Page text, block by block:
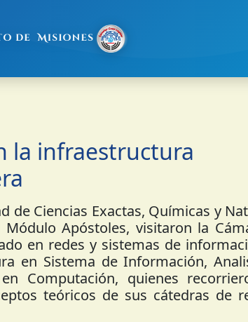
la infraestructura
de Ciencias Exactas, Químicas y
Apóstoles, visitaron la
en redes y sistemas de
en Sistema de Información,
Computación, quienes
teóricos de sus cátedras de